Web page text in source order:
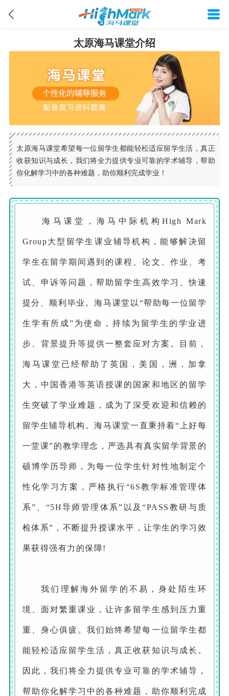
太原海马课堂介绍
太原海马课堂希望每一位留学生都能轻松适应留学生活，真正
收获知识与成长，我们将全力提供专业可靠的学术辅导，帮助
你化解学习中的各种难题，助你顺利完成学业！
海马课堂，海马中际机构High Mark
Group大型留学生课业辅导机构，能够解决留
学生在留学期间遇到的课程、论文、作业、考
试、申诉等问题，帮助留学生高效学习、快速
提分、顺利毕业。海马课堂以“帮助每一位留学
生学有所成”为使命，持续为留学生的学业进
步、背景提升等提供一整套应对方案。目前，
海马课堂已经帮助了英国，美国，洲，加拿
大，中国香港等英语授课的国家和地区的留学
生突破了学业难题，成为了深受欢迎和信赖的
留学生辅导机构。海马课堂一直秉持着“上好每
一堂课”的教学理念，严选具有真实留学背景的
硕博学历导师，为每一位学生针对性地制定个
性化学习方案，严格执行“6S教学标准管理体
系”、“5H导师管理体系”以及“PASS教研与质
检体系”，不断提升授课水平，让学生的学习效
果获得强有力的保障!
我们理解海外留学的不易，身处陌生环
境、面对繁重课业，让许多留学生感到压力重
重、身心俱疲。我们始终希望每一位留学生都
能轻松适应留学生活，真正收获知识与成长。
因此，我们将全力提供专业可靠的学术辅导，
帮助你化解学习中的各种难题，助你顺利完成